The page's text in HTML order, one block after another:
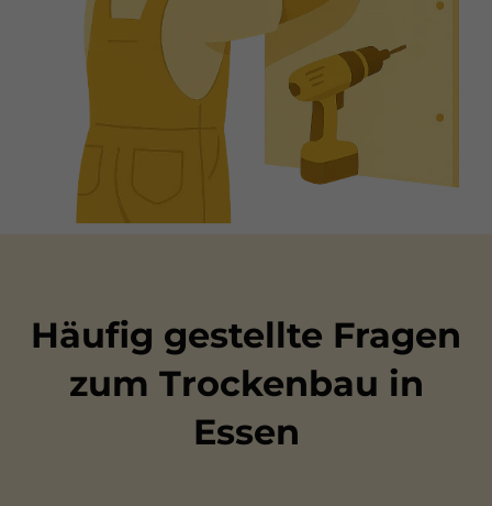
Häufig gestellte Fragen
zum Trockenbau in
Essen